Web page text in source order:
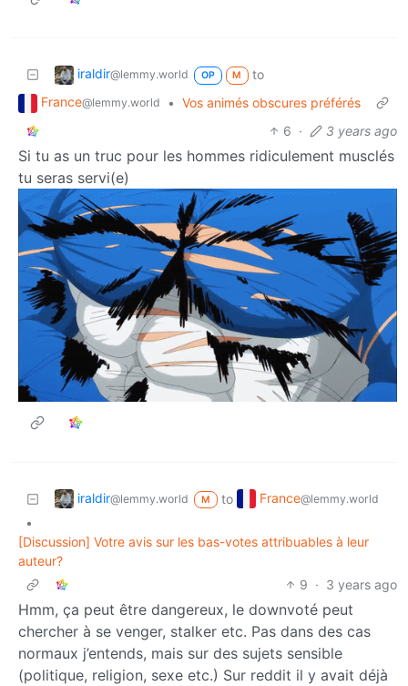
iraldir@lemmy.world OP M
to
France@lemmy.world • Vos animés obscures préférés
6 · 3 years ago
Si tu as un truc pour les hommes ridiculement musclés
tu seras servi(e)
iraldir@lemmy.world M to France@lemmy.world
•
[Discussion] Votre avis sur les bas-votes attribuables à leur
auteur?
9 · 3 years ago
Hmm, ça peut être dangereux, le downvoté peut
chercher à se venger, stalker etc. Pas dans des cas
normaux j’entends, mais sur des sujets sensible
(politique, religion, sexe etc.) Sur reddit il y avait déjà